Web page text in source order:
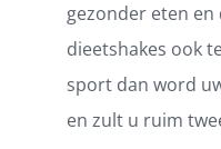
gezonder eten en
dieetshakes ook
sport dan word
en zult u ruim